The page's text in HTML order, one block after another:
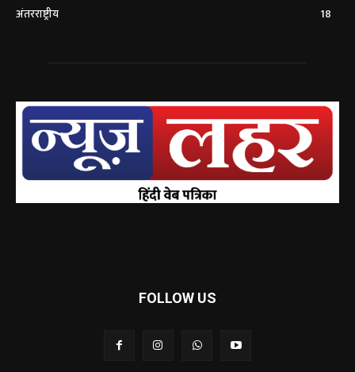
अंतरराष्ट्रीय
18
FOLLOW US